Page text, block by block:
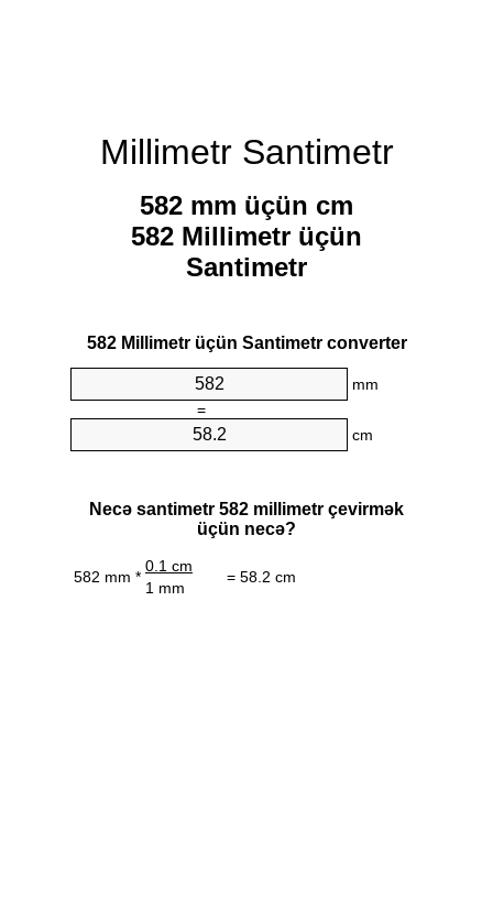
Millimetr Santimetr
582 mm üçün cm
582 Millimetr üçün
Santimetr
582 Millimetr üçün Santimetr converter
mm
=
cm
Necə santimetr 582 millimetr çevirmək
üçün necə?
582 mm *
0.1 cm
= 58.2 cm
1 mm